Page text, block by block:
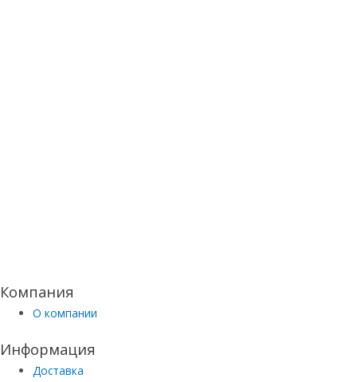
Компания
О компании
Информация
Доставка